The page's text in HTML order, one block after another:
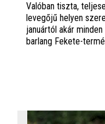
Valóban tiszta,
levegőjű helyen
januártól akár
barlang Fekete-